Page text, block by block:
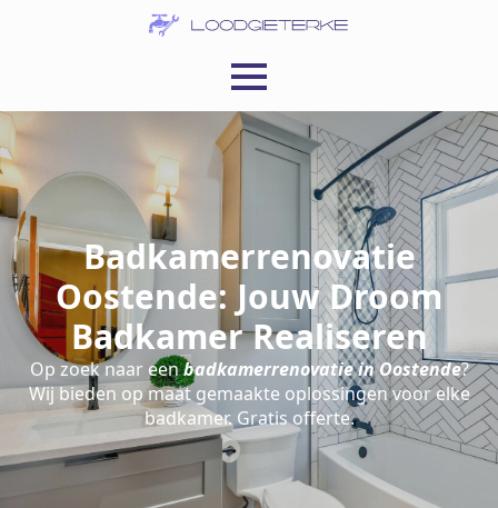
Badkamerrenovatie
Oostende: Jouw Droom
Badkamer Realiseren
Op zoek naar eenbadkamerrenovatie in Oostende?
Wij bieden op maat gemaakte oplossingen voor elke
badkamer. Gratis offerte.